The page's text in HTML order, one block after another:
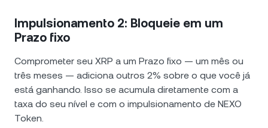
Impulsionamento 2: Bloqueie em um
Prazo fixo
Comprometer seu XRP a um Prazo fixo — um mês ou
três meses — adiciona outros 2% sobre o que você já
está ganhando. Isso se acumula diretamente com a
taxa do seu nível e com o impulsionamento de NEXO
Token.